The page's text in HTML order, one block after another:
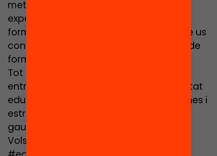
metodologia edcamp; i, a més, vam
experimentar un Edcamp Repte, un nou
format d’aprenentatge entre iguals que us
convida a respondre reptes educatius de
forma col·laborativa!
Tot plegat, per seguir generant xarxes
entre els diferents agents de la comunitat
educativa i per poder adquirir noves eines i
estratègies que ens permetin impulsar i
gaudir d
Vols saber-ne més sobre el projecte